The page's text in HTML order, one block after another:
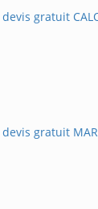
gratuit
gratuit